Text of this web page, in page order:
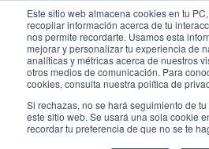
Este sitio web almacena cookies en tu
recopilar información acerca de tu
nos permite recordarte. Usamos esta
mejorar y personalizar tu experiencia de
analíticas y métricas acerca de nuestros
otros medios de comunicación. Para
cookies, consulta nuestra política de
Si rechazas, no se hará seguimiento de
este sitio web. Se usará una sola cookie
recordar tu preferencia de que no se te
contenido
Fundación Actívate
Oratoria